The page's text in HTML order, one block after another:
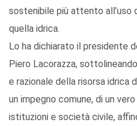
sostenibile più attento all’uso
quella idrica.
Lo ha dichiarato il presidente
Piero Lacorazza,
e razionale della risorsa idrica
un impegno comune, di un
istituzioni e società civile,